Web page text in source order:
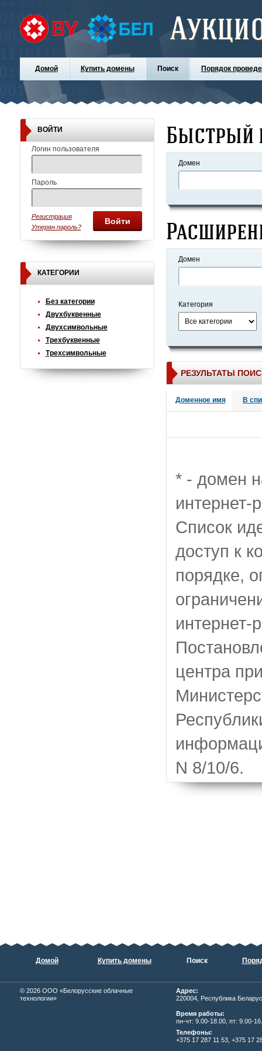
Домой Купить домены Поиск Порядок
ВОЙТИ
Логин пользователя
Пароль
Войти
Регистрация
Утерян пароль?
КАТЕГОРИИ
Без категории
Двухбуквенные
Двухсимвольные
Трехбуквенные
Трехсимвольные
Быстрый
Домен
Домен
Категория
РЕЗУЛЬТАТЫ
Доменное имя В
* - домен
интернет-
Список
доступ к
порядке,
интернет-
центра
N 8/10/6.
Домой Купить домены Поиск
© 2026 ОOО «Белорусские облачные
технологии»
Адрес:
220004, Республика
Время работы:
пн-чт: 9.00-18.00, пт: 9.00-
Телефоны:
+375 17 287 11 53, +375 17